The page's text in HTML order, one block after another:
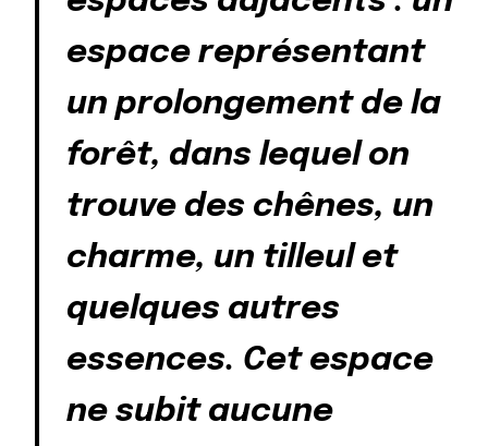
espace représentant
un prolongement de la
forêt, dans lequel on
trouve des chênes, un
charme, un tilleul et
quelques autres
essences. Cet espace
ne subit aucune